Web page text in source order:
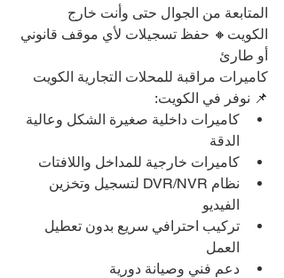
المتابعة من الجوال حتى وأنت خارج
الكويت🔸 حفظ تسجيلات لأي موقف قانوني
أو طارئ
كاميرات مراقبة للمحلات التجارية الكويت
📌 نوفر في الكويت:
كاميرات داخلية صغيرة الشكل وعالية
الدقة
كاميرات خارجية للمداخل واللافتات
نظام DVR/NVR لتسجيل وتخزين
الفيديو
تركيب احترافي سريع بدون تعطيل
العمل
دعم فني وصيانة دورية